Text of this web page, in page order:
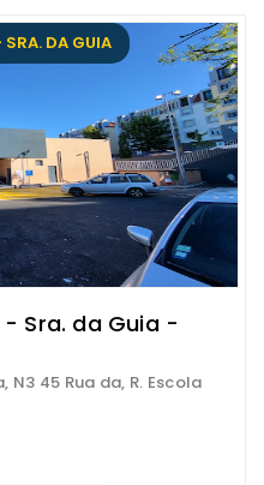
DA GUIA
Sra. da Guia -
45 Rua da, R. Escola